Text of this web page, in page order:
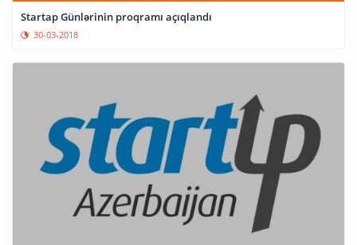
Startap Günlərinin proqramı açıqlandı
30-03-2018